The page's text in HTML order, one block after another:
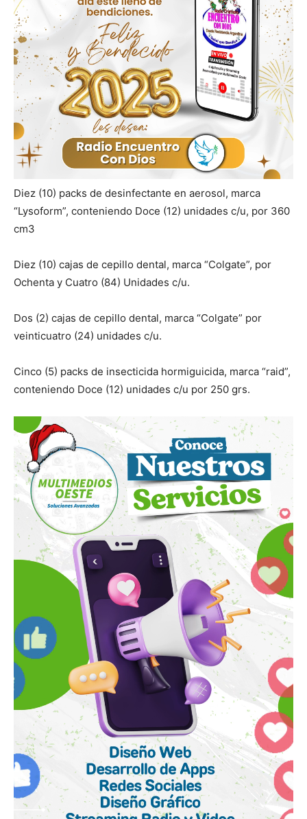
Diez (10) packs de desinfectante en aerosol, marca
“Lysoform”, conteniendo Doce (12) unidades c/u, por 360
cm3
Diez (10) cajas de cepillo dental, marca “Colgate”, por
Ochenta y Cuatro (84) Unidades c/u.
Dos (2) cajas de cepillo dental, marca “Colgate” por
veinticuatro (24) unidades c/u.
Cinco (5) packs de insecticida hormiguicida, marca “raid”,
conteniendo Doce (12) unidades c/u por 250 grs.